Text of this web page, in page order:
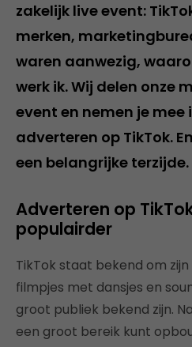
zakelijk live event:
merken,
waren aanwezig,
werk ik. Wij delen onze
event en nemen je mee
adverteren op TikTok.
een belangrijke terzijde.
Adverteren op
populairder
TikTok staat bekend om
filmpjes met dansjes en
groot publiek bekend zijn.
een groot bereik kunt